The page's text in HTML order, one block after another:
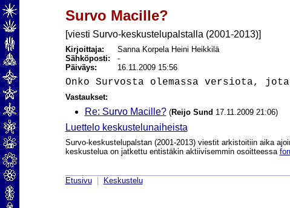
Survo Macille?
[viesti Survo-keskustelupalstalla (2001-2013)]
Kirjoittaja:
Sanna Korpela Heini Heikkilä
Sähköposti: -
Päiväys:
16.11.2009 15:56
Vastaukset:
Re: Survo Macille? (Reijo Sund 17.11.2009 21:06)
Luettelo keskustelunaiheista
Survo-keskustelupalstan (2001-2013) viestit arkistoitiin aika
keskustelua on jatkettu entistäkin aktiivisemmin osoitteessa
Etusivu| Keskustelu